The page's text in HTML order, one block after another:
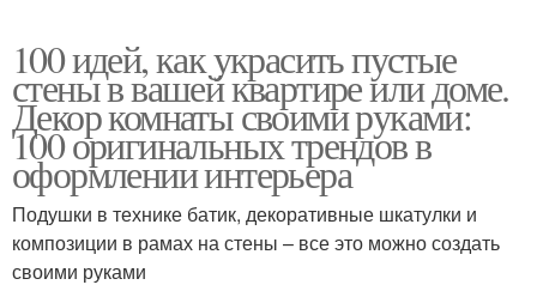
100 идей, как украсить пустые
стены в вашей квартире или доме.
Декор комнаты своими руками:
100 оригинальных трендов в
оформлении интерьера
Подушки в технике батик, декоративные шкатулки и
композиции в рамах на стены – все это можно создать
своими руками